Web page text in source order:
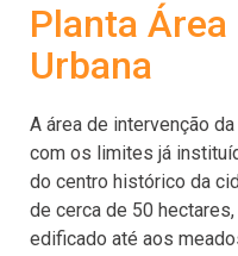
Planta
Urbana
A área de intervenção
com os limites já
do centro histórico da
de cerca de 50
edificado até aos